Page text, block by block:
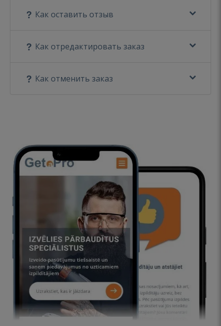
Как оставить отзыв
Как отредактировать заказ
Как отменить заказ